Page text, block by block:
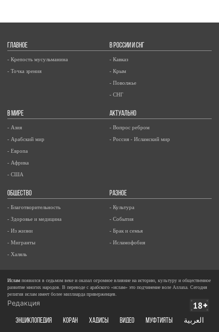
ГЛАВНОЕ
- Крепость мусульманина
- Точка зрения
В РОССИИ И СНГ
- Кавказ
- Крым
- Поволжье
- СНГ
В МИРЕ
- Азия
- Арабский мир
- Европа
- Африка
- США
АКТУАЛЬНО
- Вопрос ребром
- Россия - Исламский мир
ОБЩЕСТВО
- Благотворительность
- Здоровье и медицина
- Из жизни
- Мигранты
- Халяль
РАЗНОЕ
- Культура
- События
- Брак и семья
- Исламофобия
Ислам появился в седьмом веке и оказал огромное влияние на историю, культуру и общественное
развитие многих народов. В переводе с арабского «ислам» это подчинение воле Аллаха. Сегодня
религия ислам имеет более миллиарда приверженцев.
Редакция
ЭНЦИКЛОПЕДИЯ КОРАН ХАДИСЫ ВИДЕО Муфтияты العربية